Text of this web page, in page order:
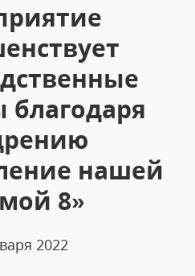
благодаря
нашей
8»
2022